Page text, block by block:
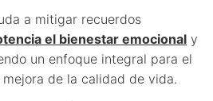
a mitigar recuerdos
el bienestar emocional y
un enfoque integral para el
de la calidad de vida.